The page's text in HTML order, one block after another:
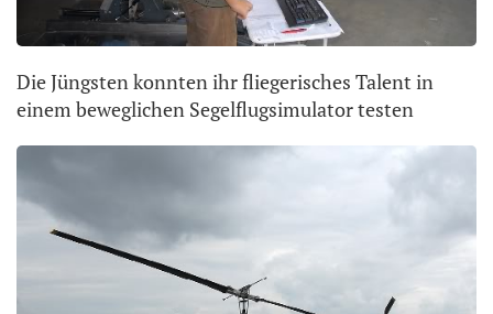
Die Jüngsten konnten ihr fliegerisches Talent in
einem beweglichen Segelflugsimulator testen